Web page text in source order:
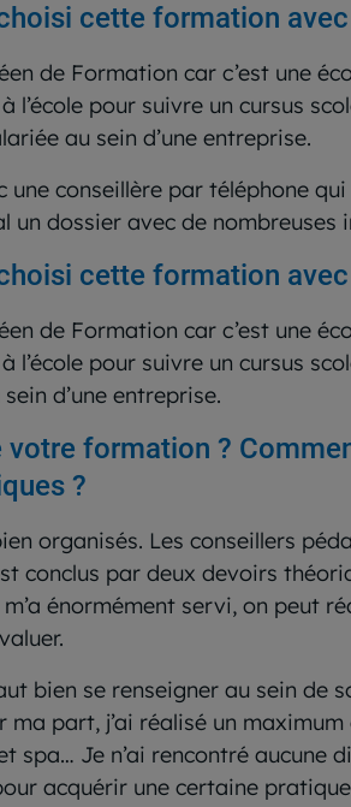
cette formation
de Formation car c’est une
l’école pour suivre un cursus
au sein d’une entreprise.
une conseillère par téléphone
un dossier avec de nombreuses
cette formation
de Formation car c’est une
pour suivre un cursus
d’une entreprise.
formation ?
?
organisés. Les conseillers
conclus par deux devoirs
m’a énormément servi, on
bien se renseigner au sein
ma part, j’ai réalisé un
spa… Je n’ai rencontré
acquérir une certaine